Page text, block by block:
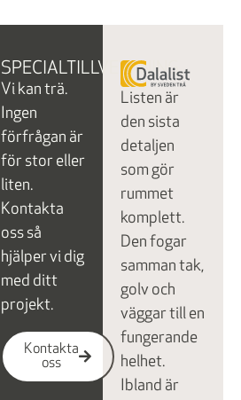
SPECIALTILLVERKNING
Vi kan trä.
Ingen
förfrågan är
för stor eller
liten.
Kontakta
oss så
hjälper vi dig
med ditt
projekt.
Kontakta
oss
Listen är
den sista
detaljen
som gör
rummet
komplett.
Den fogar
samman tak,
golv och
väggar till en
fungerande
helhet.
Ibland är